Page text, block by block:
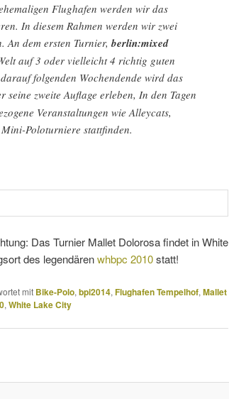
Flughafen werden wir das
In diesem Rahmen werden wir zwei
An dem ersten Turnier, berlin:mixed
auf 3 oder vielleicht 4 richtig guten
folgenden Wochendende wird das
seine zweite Auflage erleben, In den Tagen
Veranstaltungen wie Alleycats,
Poloturniere stattfinden.
Das Turnier Mallet Dolorosa findet in White
des legendärenwhbpc 2010statt!
mit Bike-Polo, bpi2014, Flughafen Tempelhof, Mallet
, White Lake City